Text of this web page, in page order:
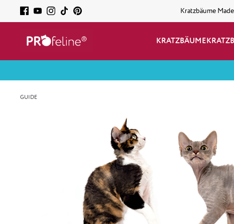
Kratzbäume
KRATZBÄUME
GUIDE